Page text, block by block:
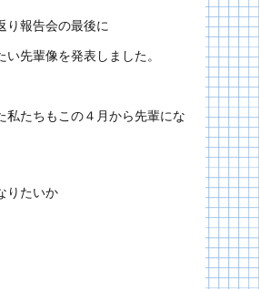
り報告会の最後に
い先輩像を発表しました。
私たちもこの４月から先輩にな
りたいか